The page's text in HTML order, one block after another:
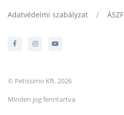
Adatvédelmi szabályzat / ÁSZF
© Petissimo Kft. 2026
Minden jog fenntartva